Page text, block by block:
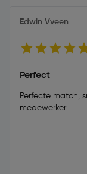
Edwin Vveen
Perfect
Perfecte match,
medewerker